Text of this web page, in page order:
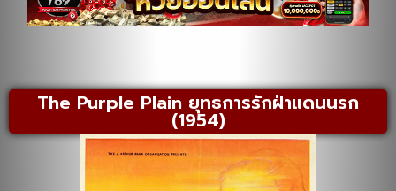
The Purple Plain ยุทธการรักฝ่าแดนนรก
(1954)